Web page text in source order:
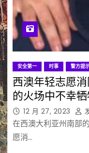
安全第一 时事 警方提
西澳年轻志愿
的火场中不幸
12 月 27, 2023
在西澳大利亚州南部
愿消…